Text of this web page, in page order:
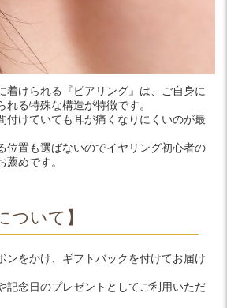
着けられる『ピアリング』は、ご自身に
る特殊な構造が特徴です。
付けていても耳が痛くなりにくいのが最
位置も選ばないのでイヤリング初心者の
めです。
ついて】
ンをかけ、ギフトバックを付けてお届け
記念日のプレゼントとしてご利用いただ